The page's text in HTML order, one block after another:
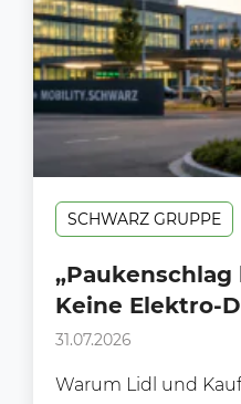
SCHWARZ GRUPPE
„Paukenschlag
Keine Elektro-
mehr für Lidl
31.07.2026
Warum Lidl und